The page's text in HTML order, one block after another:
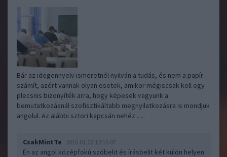
Bár az idegennyelv ismeretnél nyilván a tudás, és nem a papír
számít, azért vannak olyan esetek, amikor mégiscsak kell egy
plecsnis bizonyíték arra, hogy képesek vagyunk a
bemutatkozásnál szofisztikáltabb megnyilatkozásra is mondjuk
angolul. Az alábbi sztori kapcsán nehéz…..
CsakMintTe 2016.01.22 12:16:07
Én az angol középfokú szóbelit és írásbelit két külön helyen